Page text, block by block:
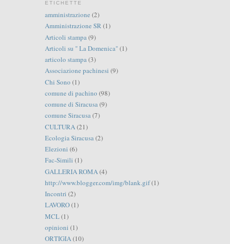
ETICHETTE
amministrazione (2)
Amministrazione SR(1)
Articoli stampa(9)
Articoli su " La Domenica"(1)
articolo stampa(3)
Associazione pachinesi (9)
Chi Sono (1)
comune di pachino (98)
comune di Siracusa(9)
comune Siracusa(7)
CULTURA(21)
Ecologia Siracusa(2)
Elezioni (6)
Fac-Simili (1)
GALLERIA ROMA(4)
http://www.blogger.com/img/blank.gif(1)
Incontri (2)
LAVORO(1)
MCL(1)
opinioni (1)
ORTIGIA(10)